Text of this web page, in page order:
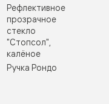
Рефлективное
прозрачное
стекло
"Стопсол",
калёное
Ручка Рондо